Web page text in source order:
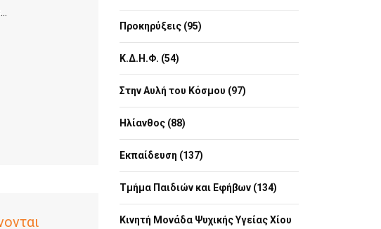
Προκηρύξεις (95)
Κ.Δ.Η.Φ. (54)
Στην Αυλή του Κόσμου (97)
Ηλίανθος (88)
Εκπαίδευση (137)
Τμήμα Παιδιών και Εφήβων (134)
Κινητή Μονάδα Ψυχικής Υγείας Χίου